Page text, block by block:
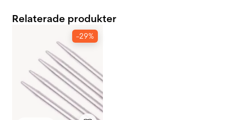
Relaterade produkter
-29%